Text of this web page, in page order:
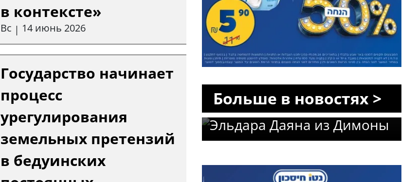
в контексте»
Вс | 14 июнь 2026
Государство начинает
процесс
урегулирования
земельных претензий
в бедуинских
Больше в новостях >
Трагический финал
поисков: опознано тело
Эльдара Даяна из Димоны